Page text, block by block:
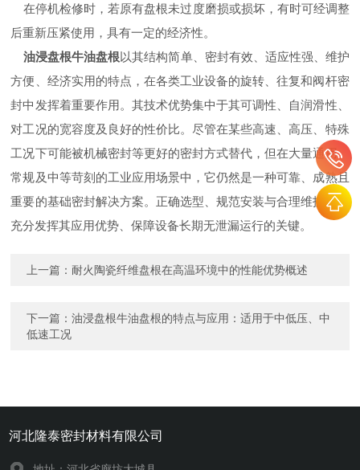
在停机检修时，若原有盘根未过度磨损或损坏，有时可经调整
后重新压紧使用，具有一定的经济性。
油浸盘根牛油盘根以其结构简单、密封有效、适应性强、维护
方便、经济实用的特点，在各类工业设备的旋转、往复和阀杆密
封中发挥着重要作用。其技术优势集中于其可调性、自润滑性、
对工况的宽容度及良好的性价比。尽管在某些高速、高压、特殊
工况下可能被机械密封等更好的密封方式替代，但在大量通用、
常规及中等苛刻的工业应用场景中，它仍然是一种可靠、成熟且
重要的基础密封解决方案。正确选型、规范安装与合理维护，是
充分发挥其应用优势、保障设备长期无泄漏运行的关键。
上一篇： 耐火陶瓷纤维盘根在高温环境中的性能优势概述
下一篇：油浸盘根牛油盘根的特点与应用：适用于中低压、中
低速工况
河北隆泰密封材料有限公司